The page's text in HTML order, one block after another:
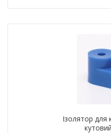
Ізолятор для